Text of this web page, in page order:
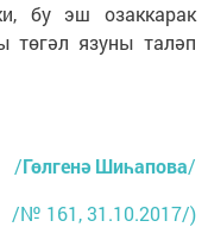
бу эш озаккарак
төгәл язуны таләп
/Гөлгенә Шиһапова/
/№ 161, 31.10.2017/)